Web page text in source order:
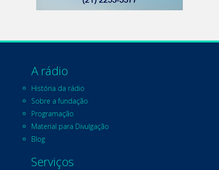
A rádio
História da rádio
Sobre a fundação
Programação
Material para Divulgação
Blog
Serviços